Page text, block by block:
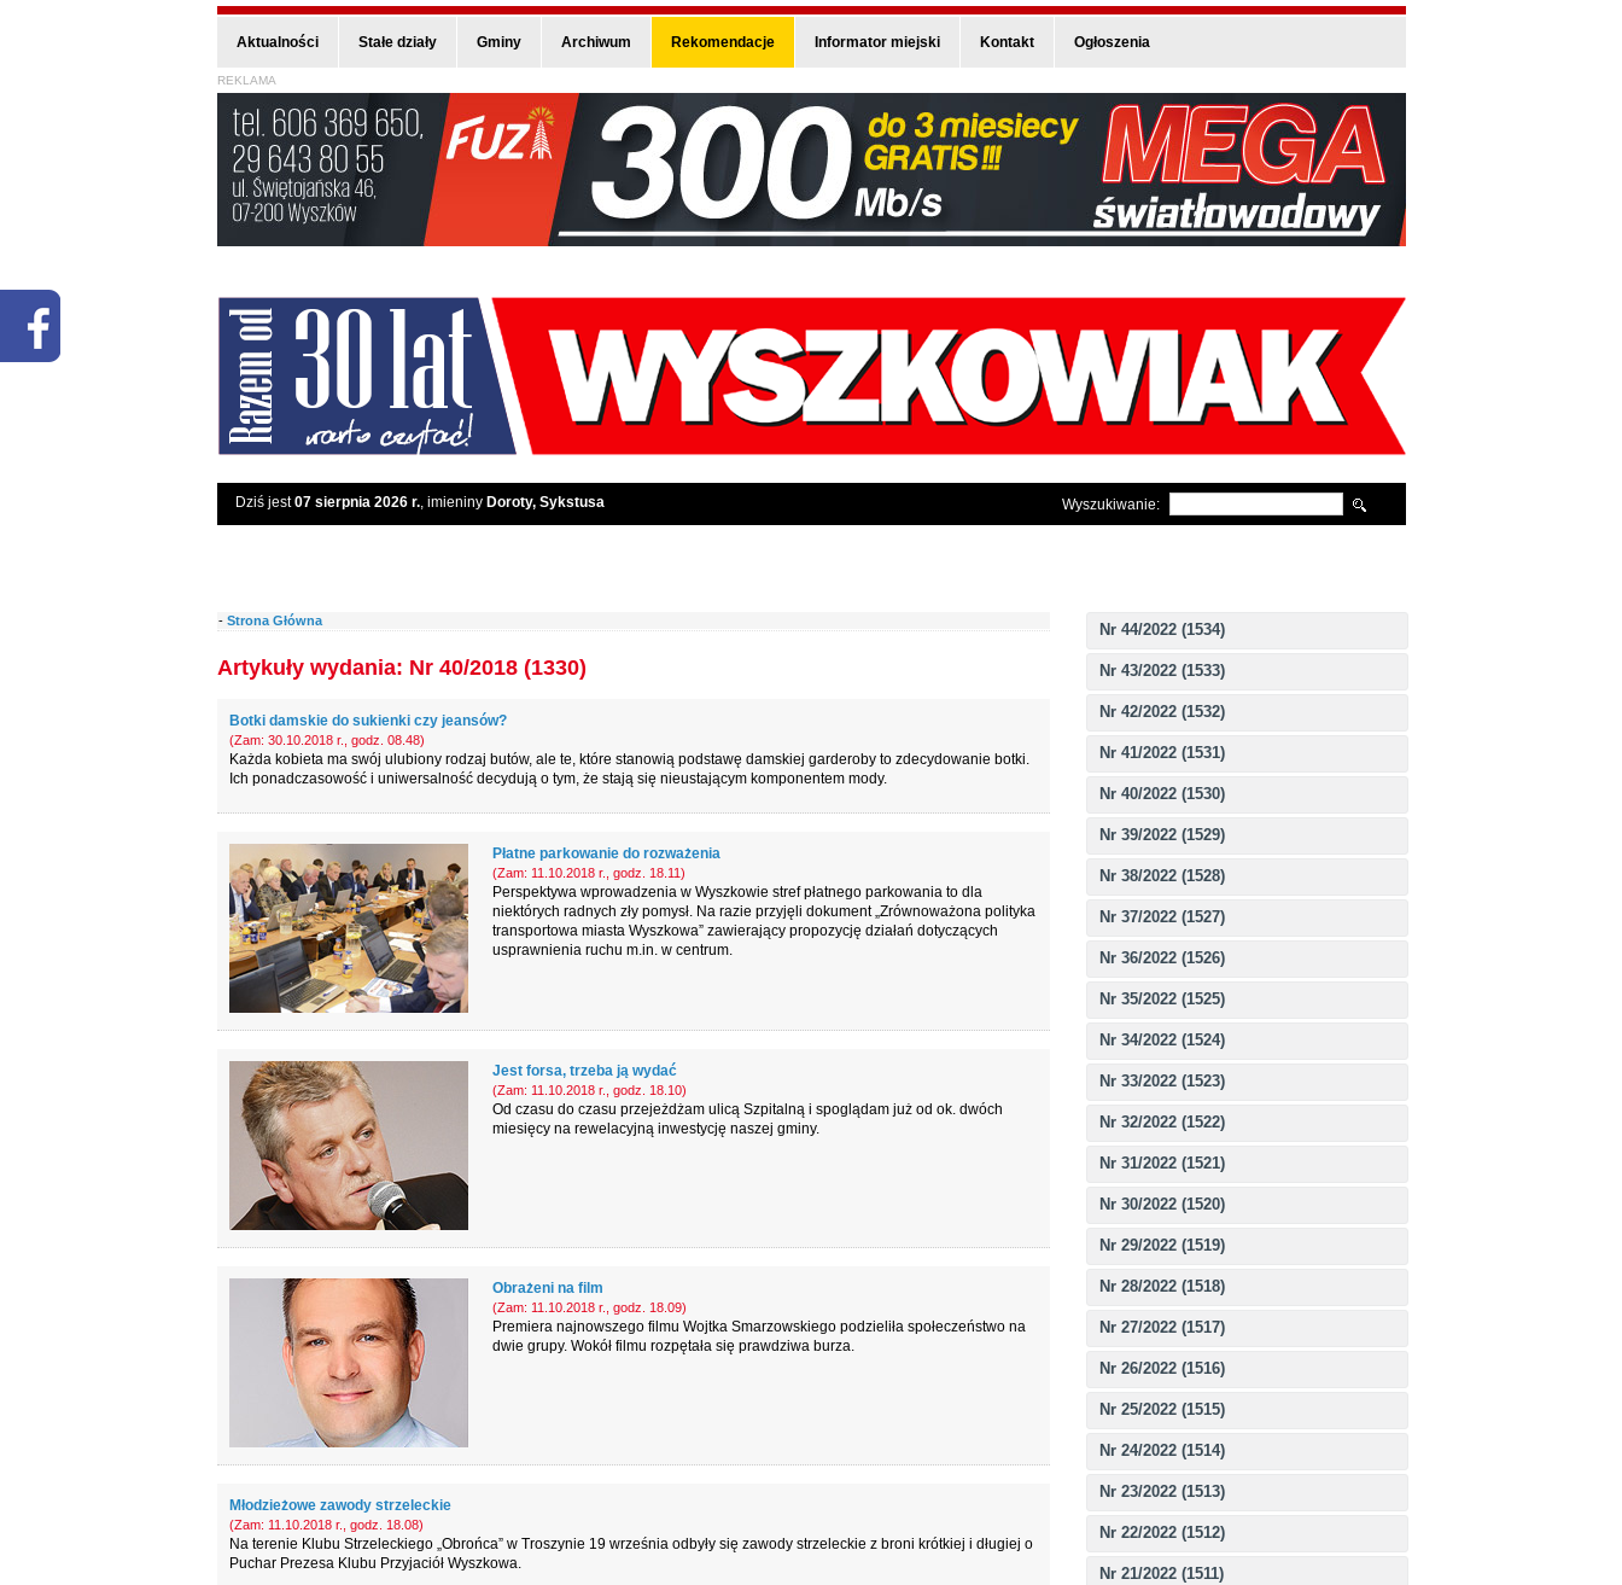
Aktualności Stałe działy Gminy Archiwum Rekomendacje Informator miejski Kontakt Ogłoszenia
REKLAMA
Dziś jest07 sierpnia 2026 r., imieniny Doroty, Sykstusa Wyszukiwanie:
Nr 44/2022 (1534)
Nr 43/2022 (1533)
Nr 42/2022 (1532)
Nr 41/2022 (1531)
Nr 40/2022 (1530)
Nr 39/2022 (1529)
Nr 38/2022 (1528)
Nr 37/2022 (1527)
Nr 36/2022 (1526)
Nr 35/2022 (1525)
Nr 34/2022 (1524)
Nr 33/2022 (1523)
Nr 32/2022 (1522)
Nr 31/2022 (1521)
Nr 30/2022 (1520)
Nr 29/2022 (1519)
Nr 28/2022 (1518)
Nr 27/2022 (1517)
Nr 26/2022 (1516)
Nr 25/2022 (1515)
Nr 24/2022 (1514)
Nr 23/2022 (1513)
Nr 22/2022 (1512)
Nr 21/2022 (1511)
- Strona Główna
Artykuły wydania: Nr 40/2018 (1330)
Botki damskie do sukienki czy jeansów?
(Zam: 30.10.2018 r., godz. 08.48)
Każda kobieta ma swój ulubiony rodzaj butów, ale te, które stanowią podstawę damskiej garderoby to zdecydowanie botki.
Ich ponadczasowość i uniwersalność decydują o tym, że stają się nieustającym komponentem mody.
Płatne parkowanie do rozważenia
(Zam: 11.10.2018 r., godz. 18.11)
Perspektywa wprowadzenia w Wyszkowie stref płatnego parkowania to dla
niektórych radnych zły pomysł. Na razie przyjęli dokument „Zrównoważona polityka
transportowa miasta Wyszkowa” zawierający propozycję działań dotyczących
usprawnienia ruchu m.in. w centrum.
Jest forsa, trzeba ją wydać
(Zam: 11.10.2018 r., godz. 18.10)
Od czasu do czasu przejeżdżam ulicą Szpitalną i spoglądam już od ok. dwóch
miesięcy na rewelacyjną inwestycję naszej gminy.
Obrażeni na film
(Zam: 11.10.2018 r., godz. 18.09)
Premiera najnowszego filmu Wojtka Smarzowskiego podzieliła społeczeństwo na
dwie grupy. Wokół filmu rozpętała się prawdziwa burza.
Młodzieżowe zawody strzeleckie
(Zam: 11.10.2018 r., godz. 18.08)
Na terenie Klubu Strzeleckiego „Obrońca” w Troszynie 19 września odbyły się zawody strzeleckie z broni krótkiej i długiej o
Puchar Prezesa Klubu Przyjaciół Wyszkowa.